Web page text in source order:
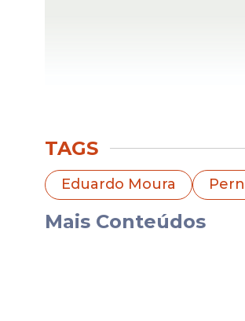
que o objetivo do seu
fiscalização constante
"Final da manhã. Estamos
TAGS
Eduardo Moura
Mais Conteúdos